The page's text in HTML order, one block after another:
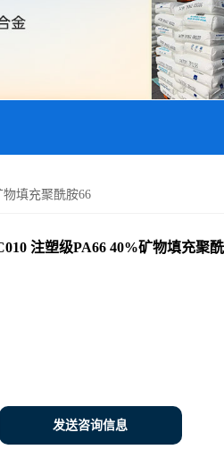
物填充聚酰胺66
注塑级PA66 40%矿物填充聚
发送咨询信息